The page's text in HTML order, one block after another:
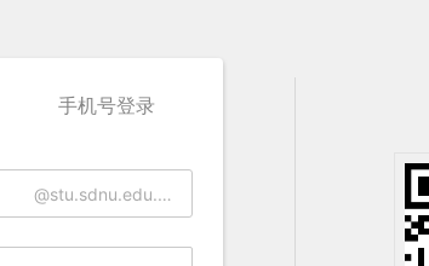
手机号登录
@stu.sdnu.edu.cn